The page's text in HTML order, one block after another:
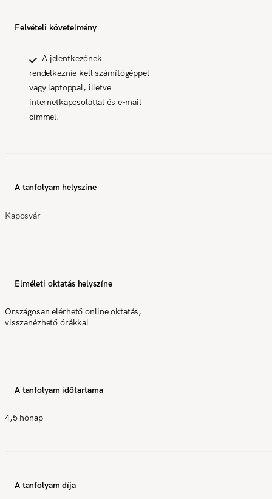
Felvételi követelmény
A jelentkezőnek
rendelkeznie kell számítógéppel
vagy laptoppal, illetve
internetkapcsolattal és e-mail
címmel.
A tanfolyam helyszíne
Kaposvár
Elméleti oktatás helyszíne
Országosan elérhető online oktatás,
visszanézhető órákkal
A tanfolyam időtartama
4,5 hónap
A tanfolyam díja